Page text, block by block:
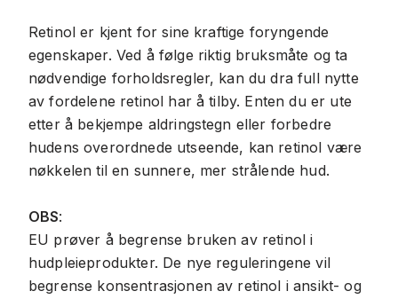
Retinol er kjent for sine kraftige foryngende
egenskaper. Ved å følge riktig bruksmåte og ta
nødvendige forholdsregler, kan du dra full nytte
av fordelene retinol har å tilby. Enten du er ute
etter å bekjempe aldringstegn eller forbedre
hudens overordnede utseende, kan retinol være
nøkkelen til en sunnere, mer strålende hud.
OBS:
EU prøver å begrense bruken av retinol i
hudpleieprodukter. De nye reguleringene vil
begrense konsentrasjonen av retinol i ansikt- og